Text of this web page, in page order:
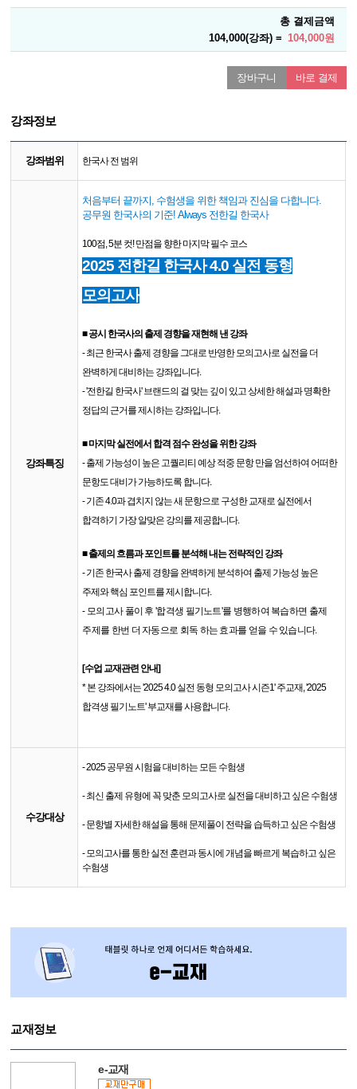
총 결제금액
104,000(강좌) = 104,000원
장바구니 바로 결제
강좌정보
강좌범위 한국사 전 범위
강좌특징
처음부터 끝까지, 수험생을 위한 책임과 진심을 다합니다.
공무원 한국사의 기준! Always 전한길 한국사
100점, 5분 컷! 만점을 향한 마지막 필수 코스
2025 전한길 한국사 4.0 실전 동형
모의고사​
■​ 공시 한국사의 출제 경향을 재현해 낸 강좌
- 최근 한국사 출제 경향을 그대로 반영한 모의고사로 실전을 더
완벽하게 대비하는 강좌입니다.
- '전한길 한국사' 브랜드의 걸 맞는 깊이 있고 상세한 해설과 명확한
정답의 근거를 제시하는 강좌입니다.
■ 마지막 실전에서 합격 점수 완성을 위한 강좌
- 출제 가능성이 높은 고퀄리티 예상 적중 문항 만을 엄선하여 어떠한
문항도 대비가 가능하도록 합니다.
- 기존 4.0과 겹치지 않는 새 문항으로 구성한 교재로 실전에서
합격하기 가장 알맞은 강의를 제공합니다.
■출제의 흐름과 포인트를 분석해 내는 전략적인 강좌
- 기존 한국사 출제 경향을 완벽하게 분석하여 출제 가능성 높은
주제와 핵심 포인트를 제시합니다.
- 모의고사 풀이 후 '합격생 필기노트'를 병행하여 복습하면 출제
주제를 한번 더 자동으로 회독 하는 효과를 얻을 수 있습니다.
[수업 교재관련 안내]
* 본 강좌에서는 '2025 4.0 실전 동형 모의고사 시즌1' 주교재, '2025
합격생 필기노트' 부교재를 사용합니다.
수강대상
- 2025 공무원 시험을 대비하는 모든 수험생
- 최신 출제 유형에 꼭 맞춘 모의고사로 실전을 대비하고 싶은 수험생
- 문항별 자세한 해설을 통해 문제풀이 전략을 습득하고 싶은 수험생
- 모의고사를 통한 실전 훈련과 동시에 개념을 빠르게 복습하고 싶은
수험생
교재정보
e-교재